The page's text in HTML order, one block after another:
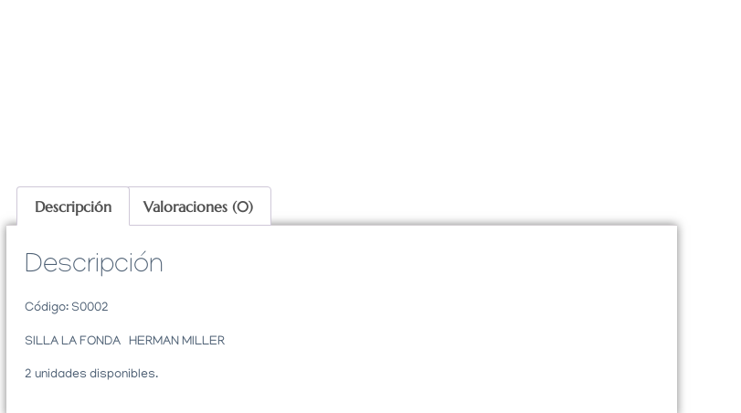
Descripción Valoraciones (0)
Descripción
Código: S0002
SILLA LA FONDA HERMAN MILLER
2 unidades disponibles.